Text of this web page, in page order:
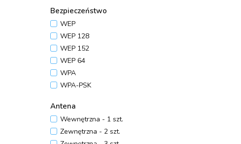
IEEE 802.3 10 Base-T (RJ45)
IEEE 802.3u 100 Base-T (RJ45)
IEEE 802.3x Flow control
IPv4
IPv6
Wi-Fi: 3000 Mbps = 574 Mbps (2,4
GHz) + 2402 Mbps (5 GHz)
Bezpieczeństwo
WEP
WEP 128
WEP 152
WEP 64
WPA
WPA-PSK
WPA2
WPA2-PSK
WPA2/WPA3-Personal/PSK
Antena
Wewnętrzna - 1 szt.
Zewnętrzna - 2 szt.